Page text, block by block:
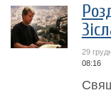
29
08:16